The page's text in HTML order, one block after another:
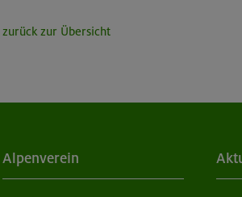
zurück zur Übersicht
Alpenverein